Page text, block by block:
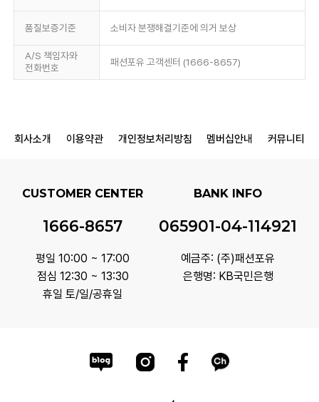
품질보증기준 소비자 분쟁해결기준에 의거 보상
A/S 책임자와
전화번호
패션포유 고객센터 (1666-8657)
회사소개 이용약관 개인정보처리방침 멤버십안내 커뮤니티
CUSTOMER CENTER
1666-8657
평일 10:00 ~ 17:00
점심 12:30 ~ 13:30
휴일 토/일/공휴일
BANK INFO
065901-04-114921
예금주: (주)패션포유
은행명: KB국민은행